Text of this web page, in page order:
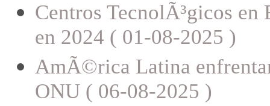
Centros TecnolÃ³gicos en
en 2024 ( 01-08-2025 )
AmÃ©rica Latina
ONU ( 06-08-2025 )